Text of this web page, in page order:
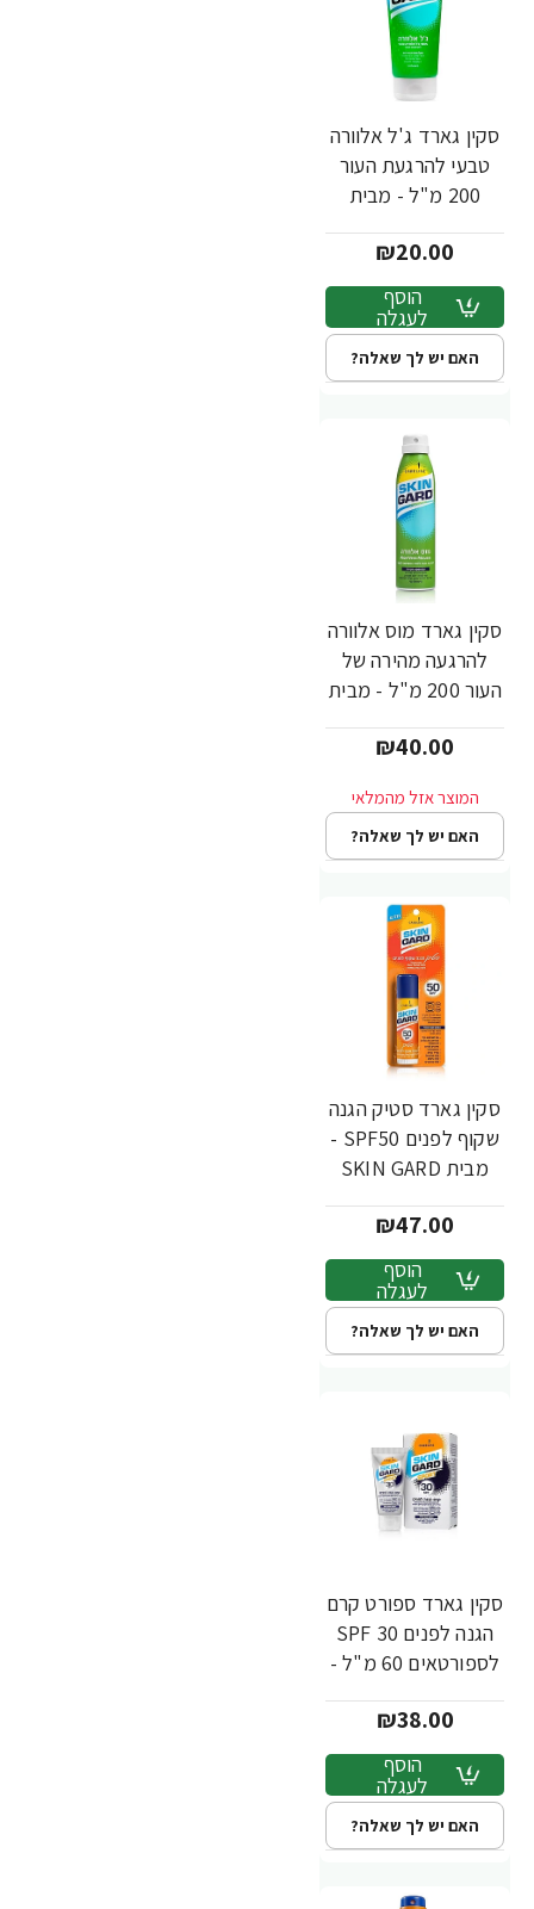
סקין גארד ג'ל אלוורה
טבעי להרגעת העור
200 מ"ל - מבית
₪20.00
הוסף
לעגלה
האם יש לך שאלה?
סקין גארד מוס אלוורה
להרגעה מהירה של
העור 200 מ"ל - מבית
₪40.00
האם יש לך שאלה?
סקין גארד סטיק הגנה
שקוף לפנים SPF50 -
מבית SKIN GARD
₪47.00
הוסף
לעגלה
האם יש לך שאלה?
סקין גארד ספורט קרם
הגנה לפנים 30 SPF
לספורטאים 60 מ"ל -
₪38.00
הוסף
לעגלה
האם יש לך שאלה?